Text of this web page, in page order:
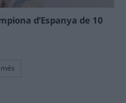
d’Espanya de 10